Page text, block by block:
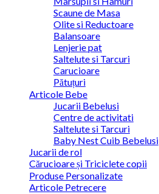
Scaune de Masa
Olite si Reductoare
Balansoare
Lenjerie pat
Saltelute si Tarcuri
Carucioare
Pătuțuri
Articole Bebe
Jucarii Bebelusi
Centre de activitati
Saltelute si Tarcuri
Baby Nest Cuib Bebelusi
Jucarii de rol
Cărucioare și Triciclete copii
Produse Personalizate
Articole Petrecere